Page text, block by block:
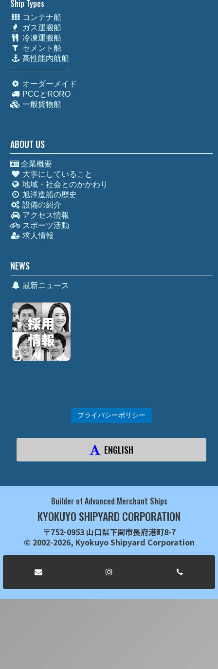
Ship Types
コンテナ船
ガス運搬船
冷凍運搬船
セメント船
高性能内航船
オーダーメイド
PCCとRORO
一般貨物船
ABOUT US
企業概要
大事にしていること
地域・社会とのかかわり
旭洋造船の歴史
設備の紹介
アクセス情報
スポーツ活動
求人情報
NEWS
最新ニュース
プライバシーポリシー
ENGLISH
Builder of Advanced Merchant Ships
KYOKUYO SHIPYARD CORPORATION
〒752-0953 山口県下関市長府港町8-7
© 2002-2026, Kyokuyo Shipyard Corporation